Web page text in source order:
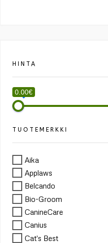
HINTA
0.00€
TUOTEMERKKI
Aika
Applaws
Belcando
Bio-Groom
CanineCare
Canius
Cat's Best